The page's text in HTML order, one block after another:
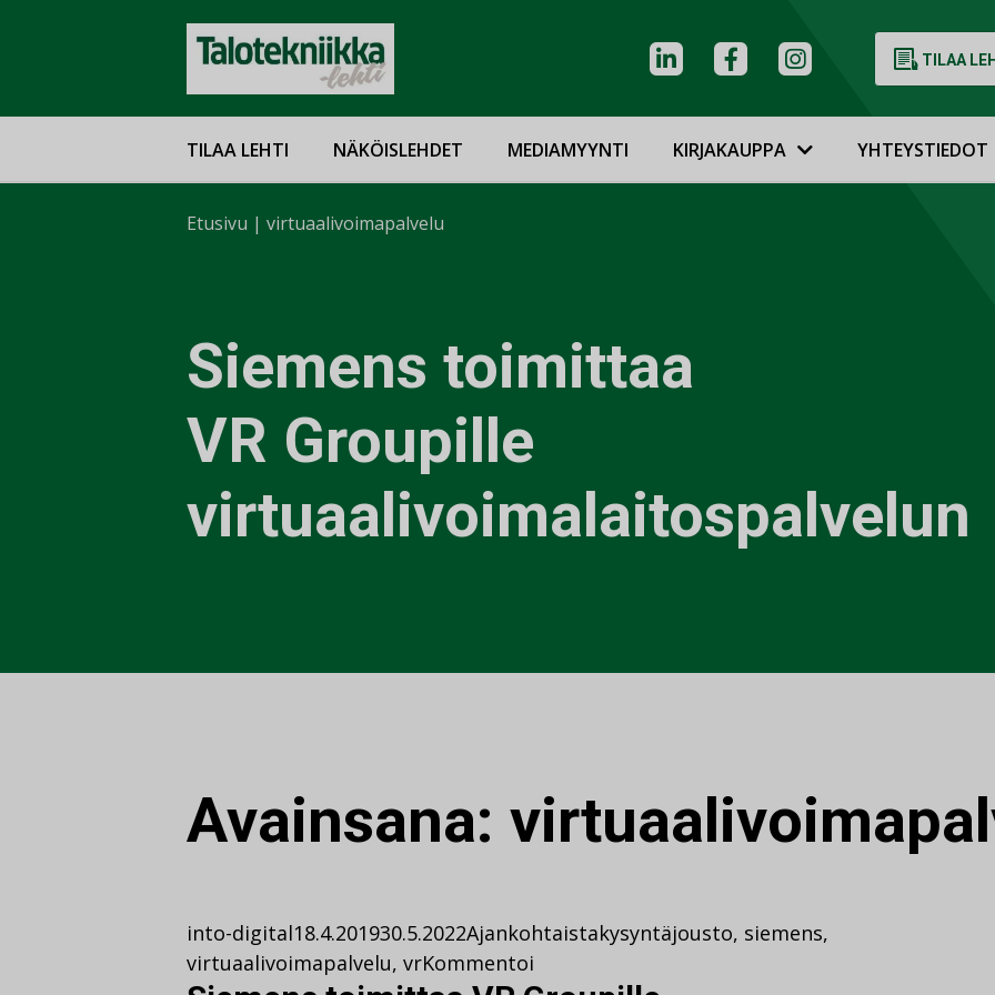
TILAA
TILAA LEHTI NÄKÖISLEHDET MEDIAMYYNTI KIRJAKAUPPA YHTEYSTIEDOT
Etusivu | virtuaalivoimapalvelu
Siemens toimittaa
VR Groupille
virtuaalivoimalaitospalvelun
Avainsana:
into-digital18.4.201930.5.2022Ajankohtaistakysyntäjousto, siemens,
virtuaalivoimapalvelu, vrKommentoi